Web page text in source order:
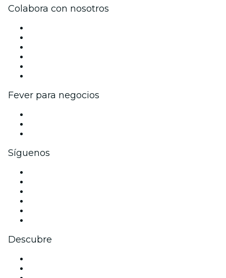
Colabora con nosotros
Fever para negocios
Síguenos
Descubre